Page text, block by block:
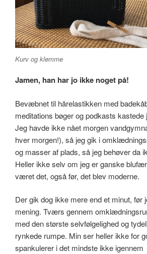
Kurv og klemme
Jamen, han har jo ikke noget på!
Bevæbnet til hårelastikken med
meditations bøger og podkasts kastede
Jeg havde ikke nået morgen
hver morgen!), så jeg gik i
og masser af plads, så jeg behøver da
Heller ikke selv om jeg er ganske
været det, også før, det blev moderne.
Der gik dog ikke mere end et minut, før
mening. Tværs gennem
med den største selvfølgelighed og
rynkede rumpe. Min ser heller ikke for
spankulerer i det mindste ikke igennem